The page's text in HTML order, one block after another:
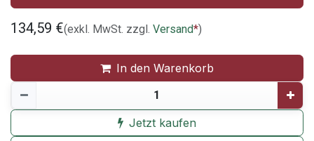
134,59 €(exkl. MwSt. zzgl. Versand*)
In den Warenkorb
Jetzt kaufen